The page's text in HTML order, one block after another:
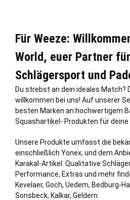
Für Weeze:
World, euer Partner
Schlägersport und
Du strebst an dein ideales Match?
willkommen bei uns! Auf unserer
besten Marken an hochwertigem
Squashartikel- Produkten für deine
Unsere Produkte umfasst die
einschließ lich Yonex, und dem
Karakal-Artikel. Qualitative
Performance, Extras und mehr
Kevelaer, Goch, Uedem, Bedburg-
Sonsbeck, Kalkar, Geldern